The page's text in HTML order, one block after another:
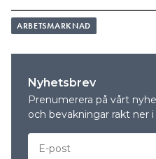
ARBETSMARKNAD
Nyhetsbrev
Prenumerera på vårt
och bevakningar rakt ner